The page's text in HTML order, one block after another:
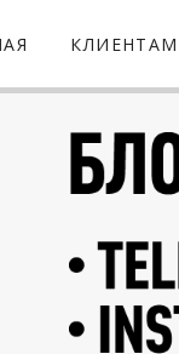
КЛИЕНТАМ